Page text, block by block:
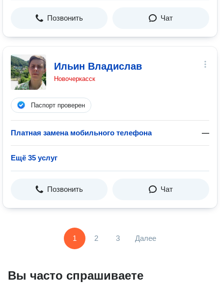
Позвонить Чат
Ильин Владислав
Новочеркасск
Паспорт проверен
Платная замена мобильного телефона —
Ещё 35 услуг
Позвонить Чат
1 2 3 Далее
Вы часто спрашиваете